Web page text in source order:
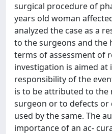
surgical procedure of
years old woman
analyzed the case as a
to the surgeons and the
terms of assessment of
investigation is aimed
responsibility of the
is to be attributed to
surgeon or to defects
used by the same. The
importance of an ac-